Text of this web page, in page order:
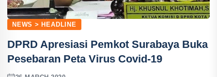
NEWS > HEADLINE
DPRD Apresiasi Pemkot Surabaya Buka
Pesebaran Peta Virus Covid-19